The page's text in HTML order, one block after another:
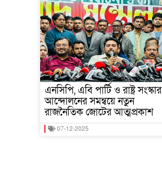
এনসিপি, এবি পার্টি ও রাষ্ট্র সংস্কার
আন্দোলনের সমন্বয়ে নতুন
রাজনৈতিক জোটের আত্মপ্রকাশ
07-12-2025